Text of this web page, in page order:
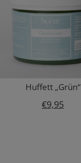
Huffett „Grün“
€9,95